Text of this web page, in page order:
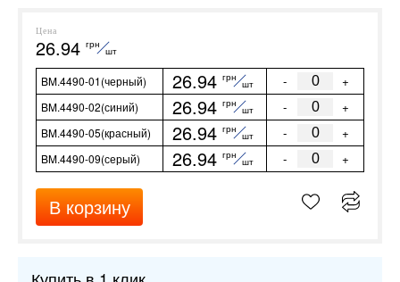
Цена
26.94 грн
шт
BM.4490-01(черный) 26.94 грн
шт - +
BM.4490-02(синий) 26.94 грн
шт - +
BM.4490-05(красный) 26.94 грн
шт - +
BM.4490-09(серый) 26.94 грн
шт - +
В корзину